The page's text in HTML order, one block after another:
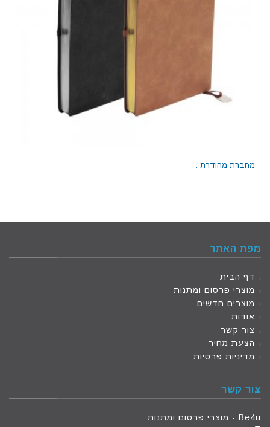
מחברת מהודרת .
מפת האתר
דף הבית
מוצרי פרסום ומתנות
מוצרים חדשים
אודות
צור קשר
הצעת מחיר
מדיניות פרטיות
צור קשר
Be4u - מוצרי פרסום ומתנות